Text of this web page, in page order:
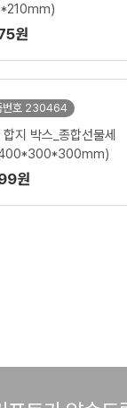
원
번호 230464
합지 박스_종합선물세
원